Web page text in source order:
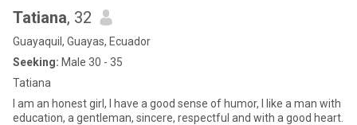
Tatiana, 32
Guayaquil, Guayas, Ecuador
Seeking: Male 30 - 35
Tatiana
I am an honest girl, I have a good sense of humor, I like a man with
education, a gentleman, sincere, respectful and with a good heart.